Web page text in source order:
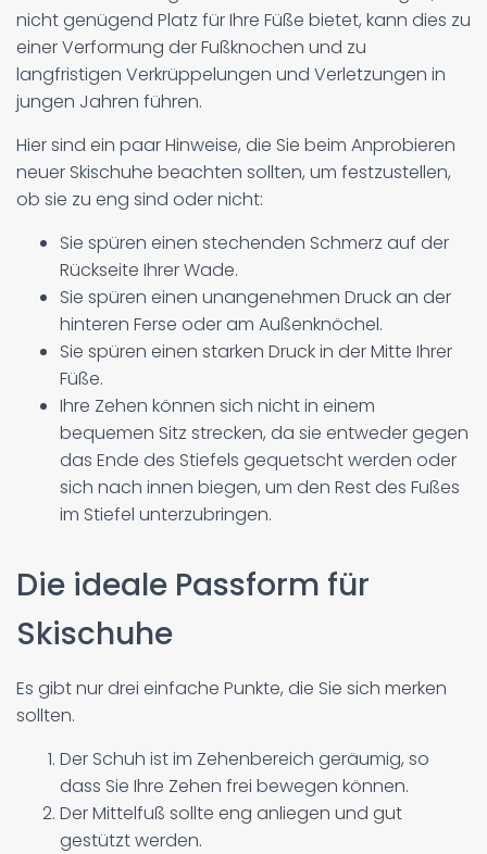
nicht genügend Platz für Ihre Füße bietet, kann dies zu
einer Verformung der Fußknochen und zu
langfristigen Verkrüppelungen und Verletzungen in
jungen Jahren führen.
Hier sind ein paar Hinweise, die Sie beim Anprobieren
neuer Skischuhe beachten sollten, um festzustellen,
ob sie zu eng sind oder nicht:
Sie spüren einen stechenden Schmerz auf der
Rückseite Ihrer Wade.
Sie spüren einen unangenehmen Druck an der
hinteren Ferse oder am Außenknöchel.
Sie spüren einen starken Druck in der Mitte Ihrer
Füße.
Ihre Zehen können sich nicht in einem
bequemen Sitz strecken, da sie entweder gegen
das Ende des Stiefels gequetscht werden oder
sich nach innen biegen, um den Rest des Fußes
im Stiefel unterzubringen.
Die ideale Passform für
Skischuhe
Es gibt nur drei einfache Punkte, die Sie sich merken
sollten.
Der Schuh ist im Zehenbereich geräumig, so
dass Sie Ihre Zehen frei bewegen können.
Der Mittelfuß sollte eng anliegen und gut
gestützt werden.